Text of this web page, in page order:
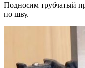
Подносим трубчатый
по шву.